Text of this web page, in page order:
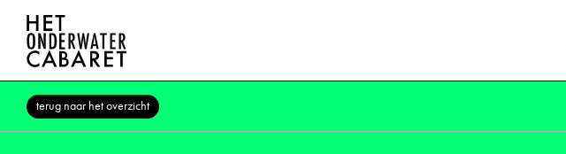
terug naar het overzicht